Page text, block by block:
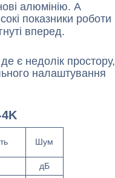
алюмінію. А
показники роботи
вперед.
є недолік простору,
налаштування
Шум
дБ